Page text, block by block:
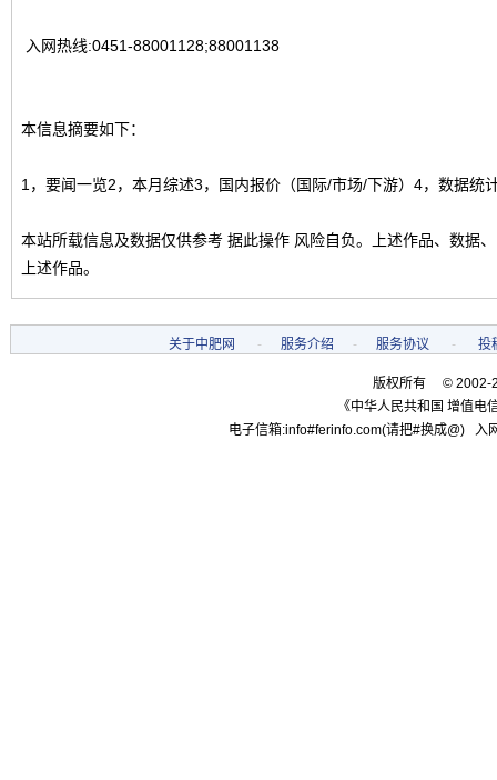
入网热线:0451-88001128;88001138
本信息摘要如下：
1，要闻一览2，本月综述3，国内报价（国际/市场/下游）4，数据统
本站所载信息及数据仅供参考 据此操作 风险自负。上述作品、数据
上述作品。
关于中肥网 - 服务介绍 - 服务协议 - 投
版权所有 © 2002-
《中华人民共和国 增值电
电子信箱:info#ferinfo.com(请把#换成@)